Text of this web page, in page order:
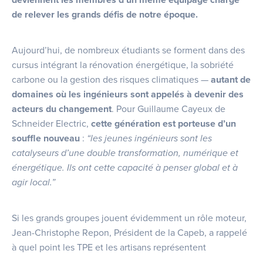
de relever les grands défis de notre époque.
Aujourd’hui, de nombreux étudiants se forment dans des
cursus intégrant la rénovation énergétique, la sobriété
carbone ou la gestion des risques climatiques — autant de
domaines où les ingénieurs sont appelés à devenir des
acteurs du changement. Pour Guillaume Cayeux de
Schneider Electric, cette génération est porteuse d’un
souffle nouveau : “les jeunes ingénieurs sont les
catalyseurs d’une double transformation, numérique et
énergétique. Ils ont cette capacité à penser global et à
agir local.”
Si les grands groupes jouent évidemment un rôle moteur,
Jean-Christophe Repon, Président de la Capeb, a rappelé
à quel point les TPE et les artisans représentent